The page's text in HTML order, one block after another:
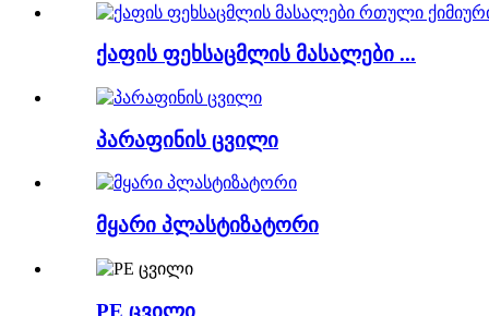
ქაფის ფეხსაცმლის მასალები ...
პარაფინის ცვილი
მყარი პლასტიზატორი
PE ცვილი